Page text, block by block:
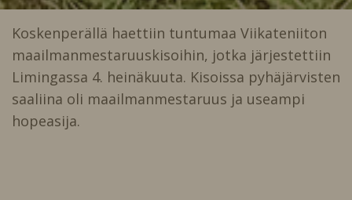
Koskenperällä haettiin tuntumaa Viikateniiton
maailmanmestaruuskisoihin, jotka järjestettiin
Limingassa 4. heinäkuuta. Kisoissa pyhäjärvisten
saaliina oli maailmanmestaruus ja useampi
hopeasija.